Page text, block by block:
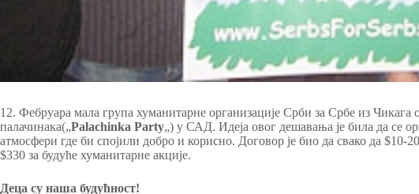
12. Фебруара мала група хуманитарне организације Срби за Србе из Чикага
палачинака(„Palachinka Party„) у САД. Идеја овог дешавања је била да се
атмосфери где би спојили добро и корисно. Договор је био да свако да $10-
$330 за будуће хуманитарне акције.
Деца су наша будућност!